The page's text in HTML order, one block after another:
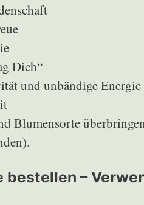
Dich“
und unbändige Energie
Blumensorte
bestellen –